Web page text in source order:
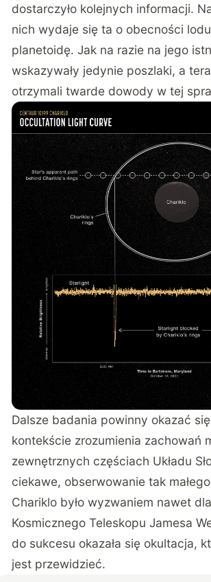
dostarczyło kolejnych informacji.
nich wydaje się ta o obecności
planetoidę. Jak na razie na jego
wskazywały jedynie poszlaki, a
otrzymali twarde dowody w tej
Dalsze badania powinny okazać
kontekście zrozumienia zachowań
zewnętrznych częściach Układu
ciekawe, obserwowanie tak
Chariklo było wyzwaniem nawet
Kosmicznego Teleskopu Jamesa
do sukcesu okazała się okultacja,
jest przewidzieć.